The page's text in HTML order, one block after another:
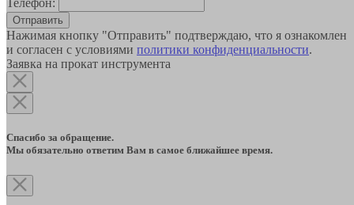
Телефон:
Отправить
Нажимая кнопку "Отправить" подтверждаю, что я ознакомлен
и согласен с условиями политики конфиденциальности.
Заявка на прокат инструмента
Спасибо за обращение.
Мы обязательно ответим Вам в самое ближайшее время.